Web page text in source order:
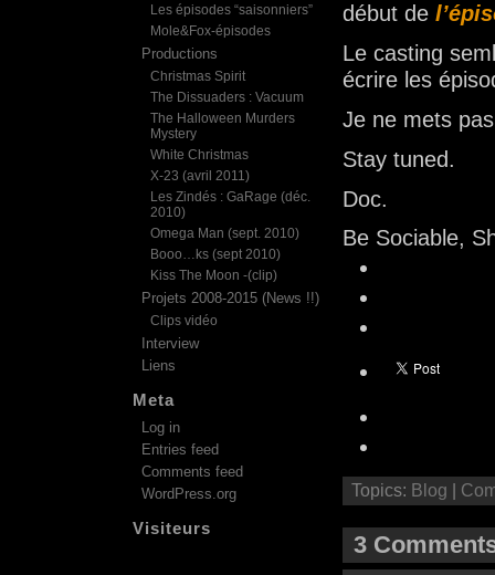
début de
Le casting
écrire les
Je ne mets
Stay tuned.
Doc.
Be Sociable,
Topics: Blog
3
Les épisodes “saisonniers”
Mole&Fox-épisodes
Productions
Christmas Spirit
The Dissuaders : Vacuum
The Halloween Murders
Mystery
White Christmas
X-23 (avril 2011)
Les Zindés : GaRage (déc.
2010)
Omega Man (sept. 2010)
Booo…ks (sept 2010)
Kiss The Moon -(clip)
Projets 2008-2015 (News !!)
Clips vidéo
Interview
Liens
Meta
Log in
Entries feed
Comments feed
WordPress.org
Visiteurs